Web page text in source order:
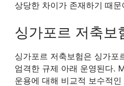
상당한 차이가 존재하기 때문
싱가포르 저축보
싱가포르 저축보험은 싱가포
엄격한 규제 아래 운영된다.
운용에 대해 비교적 보수적